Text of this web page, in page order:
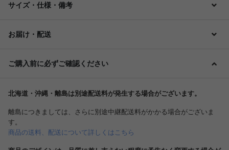
サイズ・仕様・備考
お届け・配送
ご購入前に必ずご確認ください
北海道・沖縄・離島は別途配送料が発生する場合がございます。
離島につきましては、さらに別途中継配送料がかかる場合がございま
す。
商品の送料、配送について詳しくはこちら